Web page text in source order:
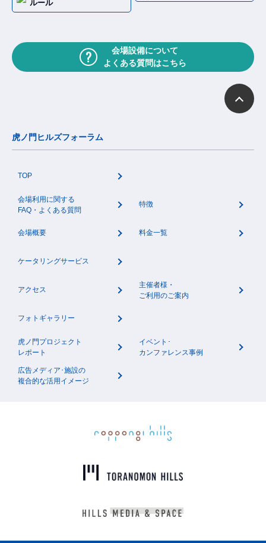
ルール
会場設備について
よくある質問はこちら
虎ノ門ヒルズフォーラム
TOP
会場利用に関する
FAQ・よくある質問
特徴
会場概要 料金一覧
ケータリングサービス
アクセス
主催者様・
ご利用のご案内
フォトギャラリー
虎ノ門プロジェクト
レポート
イベント･
カンファレンス事例
広告メディア･施設の
複合的な活用イメージ